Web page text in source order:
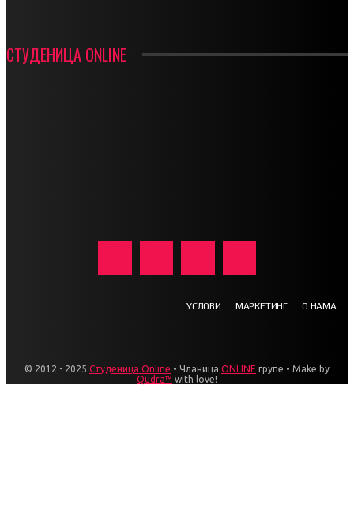
СТУДЕНИЦА ONLINE
УСЛОВИ МАРКЕТИНГ О НАМА
© 2012 - 2025 Студеница Online • Чланица ONLINE групе • Make by
Qudra™ with love!